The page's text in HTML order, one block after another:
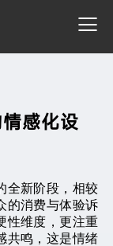
搜索
感化设
全新阶段，相较
的消费与体验诉
性维度，更注重
共鸣，这是情绪